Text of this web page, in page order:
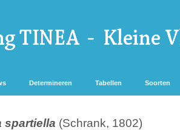
Determineren Tabellen Soorten
spartiella (Schrank, 1802)